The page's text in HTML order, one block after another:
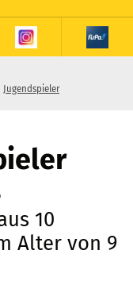
Jugendspieler
10
Alter von 9